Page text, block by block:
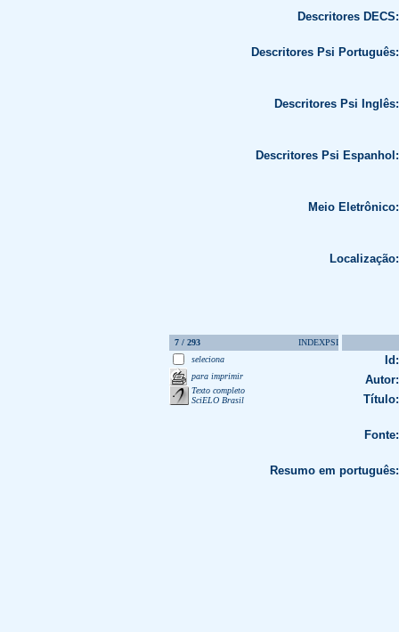
Descritores DECS:
Descritores Psi Português:
Descritores Psi Inglês:
Descritores Psi Espanhol:
Meio Eletrônico:
Localização:
7 / 293
INDEXPSI
seleciona
para imprimir
Texto completo
SciELO Brasil
Id:
Autor:
Título:
Fonte:
Resumo em português: